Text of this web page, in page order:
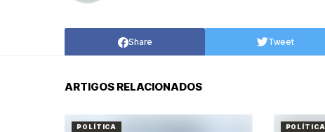
Share Tweet
ARTIGOS RELACIONADOS
POLÍTICA POLÍTICA